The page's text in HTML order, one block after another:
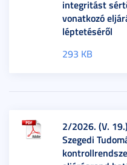
integritást
vonatkozó
léptetéséről
293 KB
2/2026. (V.
Szegedi